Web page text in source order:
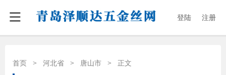
登陆 注册
首页 > 河北省 > 唐山市 > 正文